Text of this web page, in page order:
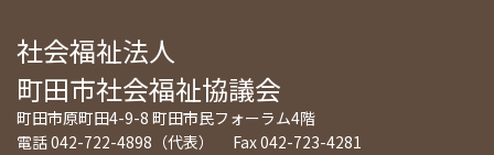
社会福祉法人
町田市社会福祉協議会
町田市原町田4-9-8 町田市民フォーラム4階
電話 042-722-4898（代表） Fax 042-723-4281